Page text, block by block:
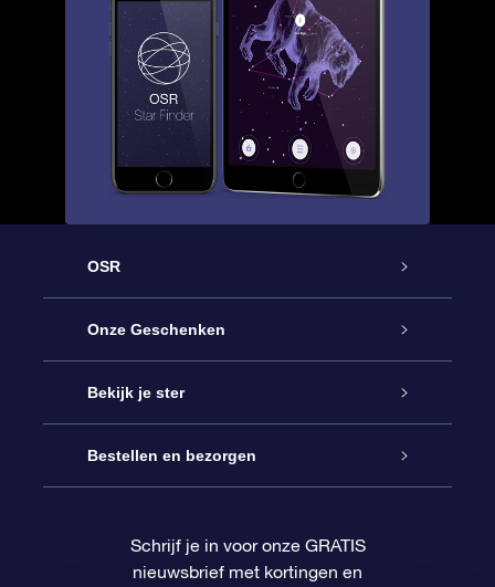
OSR
Service
Contact
Blog
OSR Recensies
Onze Geschenken
Online Star Gift
OSR Cadeaupakket
OSR Cadeaukaart
Bekijk je ster
Sterrenregister
Gepersonaliseerde sterrenpagina
Bestellen en bezorgen
Betalingsinformatie
Schrijf je in voor onze GRATIS
nieuwsbrief met kortingen en